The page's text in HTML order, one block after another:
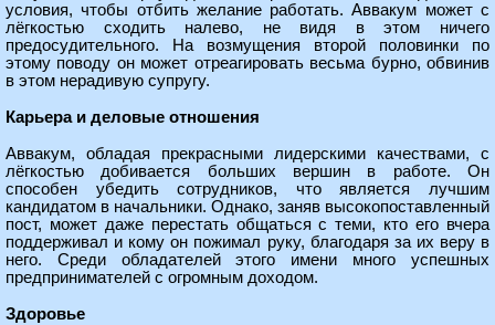
условия, чтобы отбить желание работать. Аввакум может с
лёгкостью сходить налево, не видя в этом ничего
предосудительного. На возмущения второй половинки по
этому поводу он может отреагировать весьма бурно, обвинив
в этом нерадивую супругу.
Карьера и деловые отношения
Аввакум, обладая прекрасными лидерскими качествами, с
лёгкостью добивается больших вершин в работе. Он
способен убедить сотрудников, что является лучшим
кандидатом в начальники. Однако, заняв высокопоставленный
пост, может даже перестать общаться с теми, кто его вчера
поддерживал и кому он пожимал руку, благодаря за их веру в
него. Среди обладателей этого имени много успешных
предпринимателей с огромным доходом.
Здоровье